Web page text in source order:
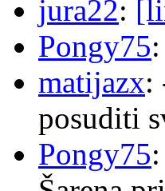
jura22:
Pongy75
matijazx:
posuditi
Pongy75